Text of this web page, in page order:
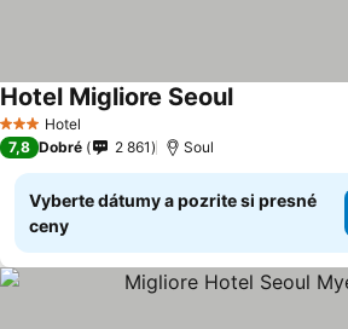
3 Počet hviezdičiek
Hotel
Hotel Migliore SeoulZobraziť ceny
7,8 Dobré 2 861 Soul
Vyberte dátumy a pozrite si presné
ceny